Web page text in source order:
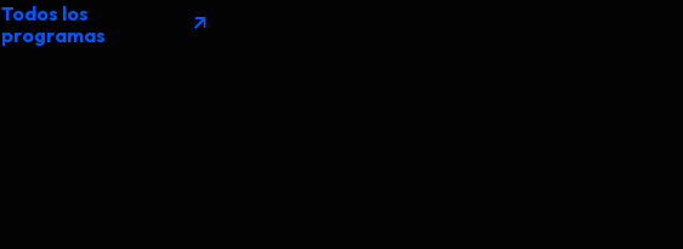
Todos los
programas
arrow_outward